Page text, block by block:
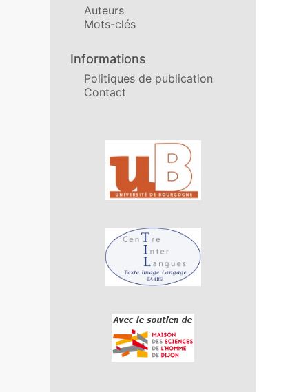
Auteurs
Mots-clés
Informations
Politiques de publication
Contact
Affiliations/partenaires